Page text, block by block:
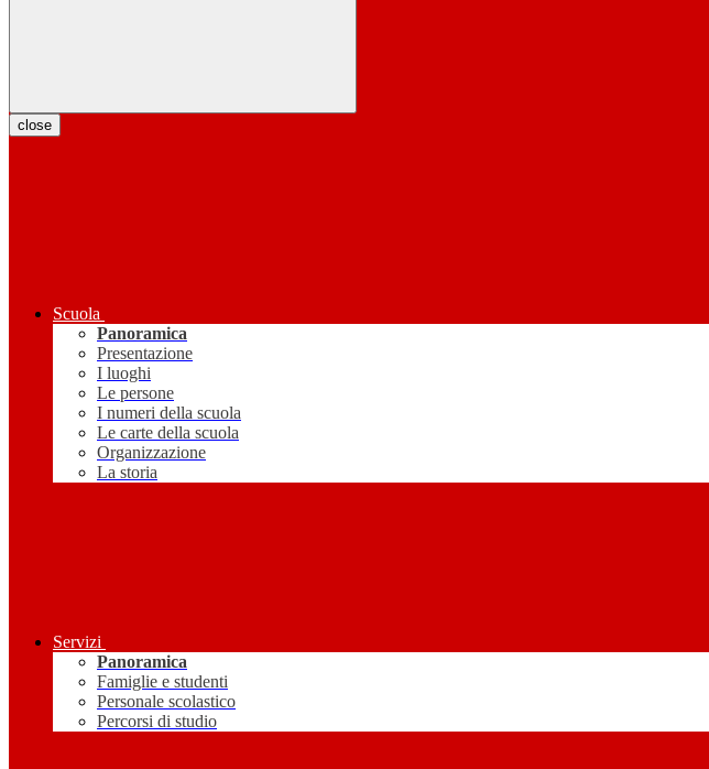
close
Scuola
Panoramica
Presentazione
I luoghi
Le persone
I numeri della scuola
Le carte della scuola
Organizzazione
La storia
Servizi
Panoramica
Famiglie e studenti
Personale scolastico
Percorsi di studio